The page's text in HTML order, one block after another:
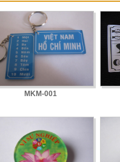
MKM-001